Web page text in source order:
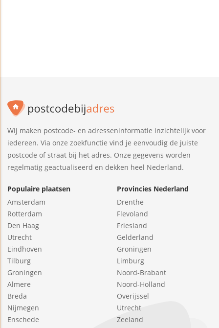
Wij maken postcode- en adresseninformatie inzichtelijk voor
iedereen. Via onze zoekfunctie vind je eenvoudig de juiste
postcode of straat bij het adres. Onze gegevens worden
regelmatig geactualiseerd en dekken heel Nederland.
Populaire plaatsen
Amsterdam
Rotterdam
Den Haag
Utrecht
Eindhoven
Tilburg
Groningen
Almere
Breda
Nijmegen
Enschede
Provincies Nederland
Drenthe
Flevoland
Friesland
Gelderland
Groningen
Limburg
Noord-Brabant
Noord-Holland
Overijssel
Utrecht
Zeeland